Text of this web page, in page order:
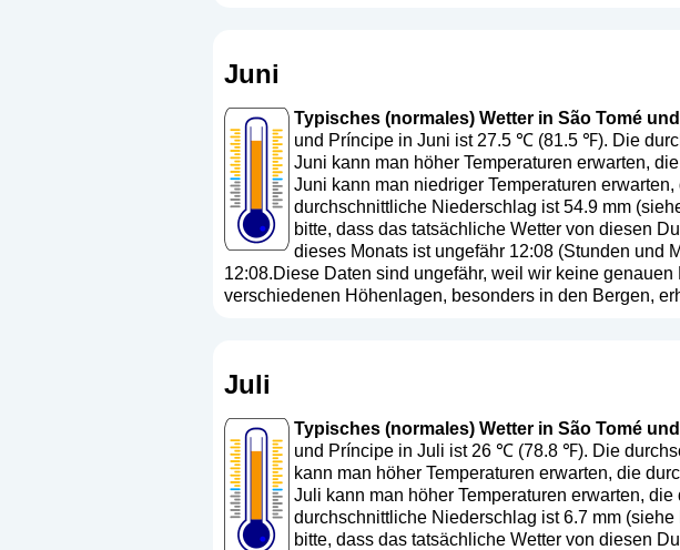
Juni
Typisches (normales) Wetter in São Tomé
und Príncipe in Juni ist 27.5 ℃ (81.5 ℉). Die
Juni kann man höher Temperaturen erwarten,
Juni kann man niedriger Temperaturen
durchschnittliche Niederschlag ist 54.9 mm (
bitte, dass das tatsächliche Wetter von diesen
dieses Monats ist ungefähr 12:08 (Stunden und
12:08.Diese Daten sind ungefähr, weil wir keine
verschiedenen Höhenlagen, besonders in den Bergen,
Juli
Typisches (normales) Wetter in São Tomé
und Príncipe in Juli ist 26 ℃ (78.8 ℉). Die
kann man höher Temperaturen erwarten, die
Juli kann man höher Temperaturen erwarten,
durchschnittliche Niederschlag ist 6.7 mm (siehe
bitte, dass das tatsächliche Wetter von diesen